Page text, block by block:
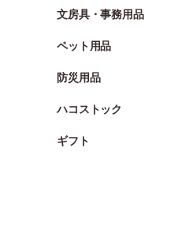
文房具・事務用品
ペット用品
防災用品
ハコストック
ギフト